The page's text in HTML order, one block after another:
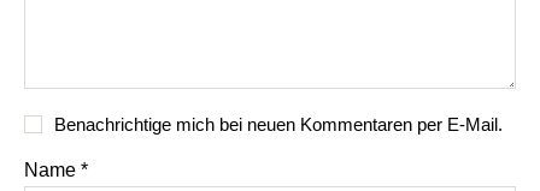
Benachrichtige mich bei neuen Kommentaren per E-Mail.
Name *